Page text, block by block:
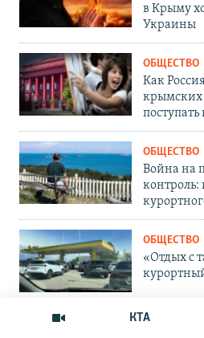
КТА
в Крыму
Украины
ОБЩЕСТВО
Как
крымских
ОБЩЕСТВО
Война на
контроль:
ОБЩЕСТВО
«Отдых с
ОБЩЕСТВО